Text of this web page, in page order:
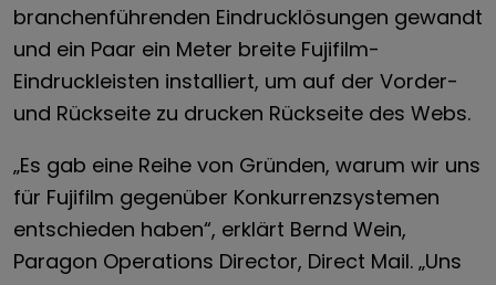
branchenführenden Eindrucklösungen gewandt
und ein Paar ein Meter breite Fujifilm-
Eindruckleisten installiert, um auf der Vorder-
und Rückseite zu drucken Rückseite des Webs.
„Es gab eine Reihe von Gründen, warum wir uns
für Fujifilm gegenüber Konkurrenzsystemen
entschieden haben“, erklärt Bernd Wein,
Paragon Operations Director, Direct Mail. „Uns